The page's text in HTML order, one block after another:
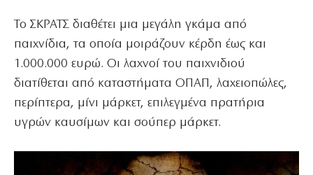
Το ΣΚΡΑΤΣ διαθέτει μια μεγάλη γκάμα από
παιχνίδια, τα οποία μοιράζουν κέρδη έως και
1.000.000 ευρώ. Οι λαχνοί του παιχνιδιού
διατίθεται από καταστήματα ΟΠΑΠ, λαχειοπώλες,
περίπτερα, μίνι μάρκετ, επιλεγμένα πρατήρια
υγρών καυσίμων και σούπερ μάρκετ.